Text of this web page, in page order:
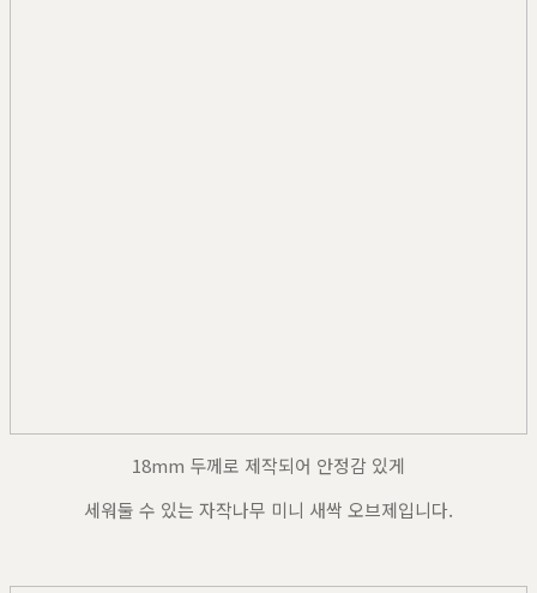
18mm 두께로 제작되어 안정감 있게
세워둘 수 있는 자작나무 미니 새싹 오브제입니다.